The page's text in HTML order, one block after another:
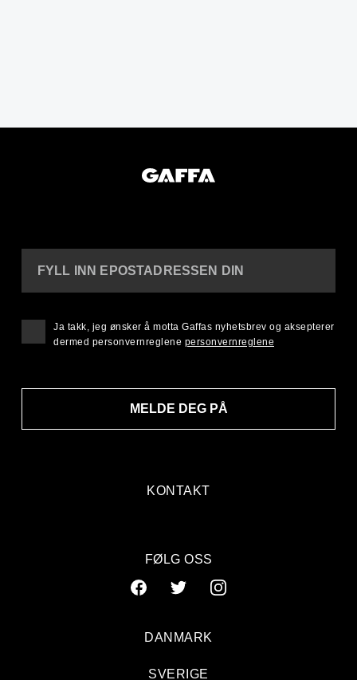
KONTAKT
FYLL INN EPOSTADRESSEN DIN
MELDE DEG PÅ
Ja takk, jeg ønsker å motta Gaffas nyhetsbrev og aksepterer
dermed personvernreglene personvernreglene
FØLG OSS
DANMARK
SVERIGE